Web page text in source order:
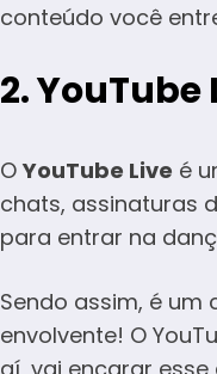
conteúdo você
2.YouTube
OYouTube Live é
chats, assinaturas
para entrar na
Sendo assim, é
envolvente! O